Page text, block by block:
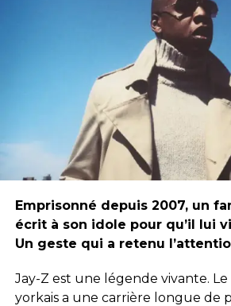
Emprisonné depuis 2007, un
écrit à son idole pour qu’il lui
Un geste qui a retenu
Jay-Z est une légende vivante.
yorkais a une carrière longue de